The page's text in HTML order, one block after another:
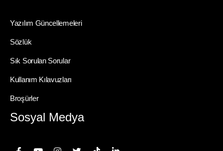
Yazılım Güncellemeleri
Sözlük
Sık Sorulan Sorular
Kullanım Kılavuzları
Broşürler
Sosyal Medya